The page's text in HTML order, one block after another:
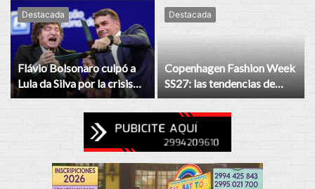
Destacada
Flávio Bolsonaro culpó a
Lula da Silva por la crisis
con Argentina y respaldó a
Destacada
Copenhagen Fashion Week
SS27: las tendencias de
street style que marcarán la
moda de la próxima
temporada